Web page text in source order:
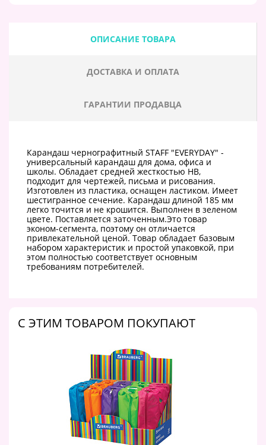
ОПИСАНИЕ ТОВАРА
ДОСТАВКА И ОПЛАТА
ГАРАНТИИ ПРОДАВЦА
Карандаш чернографитный STAFF "EVERYDAY" -
универсальный карандаш для дома, офиса и
школы. Обладает средней жесткостью HB,
подходит для чертежей, письма и рисования.
Изготовлен из пластика, оснащен ластиком. Имеет
шестигранное сечение. Карандаш длиной 185 мм
легко точится и не крошится. Выполнен в зеленом
цвете. Поставляется заточенным.Это товар
эконом-сегмента, поэтому он отличается
привлекательной ценой. Товар обладает базовым
набором характеристик и простой упаковкой, при
этом полностью соответствует основным
требованиям потребителей.
C ЭТИМ ТОВАРОМ ПОКУПАЮТ